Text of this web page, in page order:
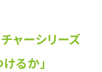
ャーシリーズ
るか」